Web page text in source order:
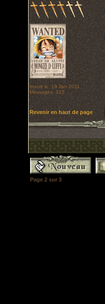
Inscrit le: 18 Jan 2011
Messages: 315
Revenir en haut de page
Page 2sur 3